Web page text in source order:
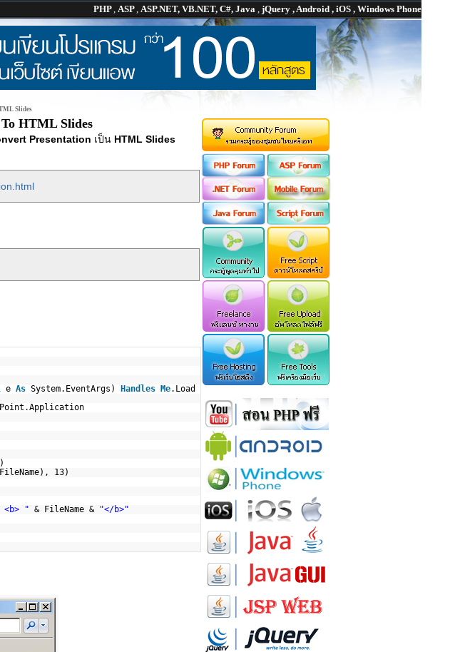
PHP, ASP, ASP.NET, VB.NET, C#, Java , jQuery , Android , iOS , Windows Phone
Slides
HTML Slides
Presentation เป็น HTML Slides
e As System.EventArgs) Handles Me.Load
13)
<b> " & FileName &
"</b>"